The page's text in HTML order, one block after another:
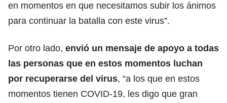
en momentos en que necesitamos subir los ánimos
para continuar la batalla con este virus”.
Por otro lado, envió un mensaje de apoyo a todas
las personas que en estos momentos luchan
por recuperarse del virus, “a los que en estos
momentos tienen COVID-19, les digo que gran